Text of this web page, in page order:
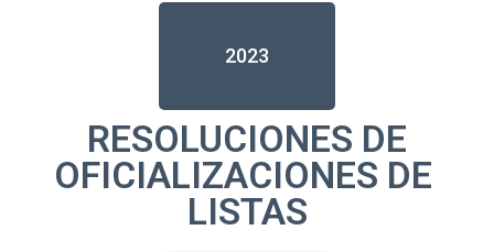
2023
RESOLUCIONES DE
OFICIALIZACIONES DE
LISTAS